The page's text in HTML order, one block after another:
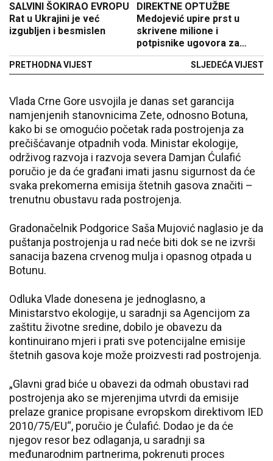
SALVINI ŠOKIRAO EVROPU
Rat u Ukrajini je već
izgubljen i besmislen
PRETHODNA VIJEST
DIREKTNE OPTUŽBE
Medojević upire prst u
skrivene milione i
potpisnike ugovora za
kolektor
SLJEDEĆA VIJEST
Vlada Crne Gore usvojila je danas set garancija
namjenjenih stanovnicima Zete, odnosno Botuna,
kako bi se omogućio početak rada postrojenja za
prečišćavanje otpadnih voda. Ministar ekologije,
održivog razvoja i razvoja severa Damjan Ćulafić
poručio je da će građani imati jasnu sigurnost da će
svaka prekomerna emisija štetnih gasova značiti –
trenutnu obustavu rada postrojenja.
Gradonačelnik Podgorice Saša Mujović naglasio je da
puštanja postrojenja u rad neće biti dok se ne izvrši
sanacija bazena crvenog mulja i opasnog otpada u
Botunu.
Odluka Vlade donesena je jednoglasno, a
Ministarstvo ekologije, u saradnji sa Agencijom za
zaštitu životne sredine, dobilo je obavezu da
kontinuirano mjeri i prati sve potencijalne emisije
štetnih gasova koje može proizvesti rad postrojenja.
„Glavni grad biće u obavezi da odmah obustavi rad
postrojenja ako se mjerenjima utvrdi da emisije
prelaze granice propisane evropskom direktivom IED
2010/75/EU“, poručio je Ćulafić. Dodao je da će
njegov resor bez odlaganja, u saradnji sa
međunarodnim partnerima, pokrenuti proces